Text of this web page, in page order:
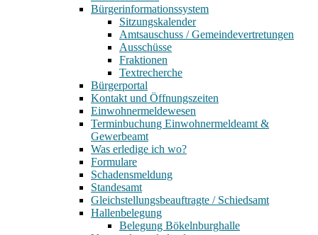
Bürgerinformationssystem
Sitzungskalender
Amtsauschuss / Gemeindevertretungen
Ausschüsse
Fraktionen
Textrecherche
Bürgerportal
Kontakt und Öffnungszeiten
Einwohnermeldewesen
Terminbuchung Einwohnermeldeamt &
Gewerbeamt
Was erledige ich wo?
Formulare
Schadensmeldung
Standesamt
Gleichstellungsbeauftragte / Schiedsamt
Hallenbelegung
Belegung Bökelnburghalle